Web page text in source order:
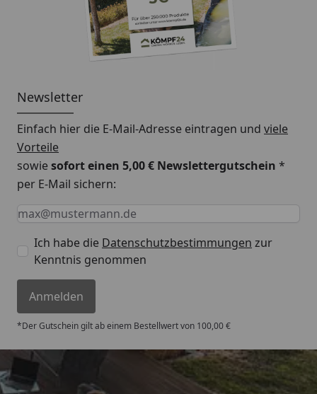
Professioneller Montageservice
zum Festpreis erhältlich
(nur bei gleichzeitiger Montage
eines Gartenhauses möglich)
Montageanleitung EPDM Dachfolie
Newsletter
Einfach hier die E-Mail-Adresse eintragen und viele
Vorteile
sowiesofort einen 5,00 € Newslettergutschein *
per E-Mail sichern:
Keine Eingabe erforderlich
Eingabe erforderlich
E-Mail *
Ich habe die Datenschutzbestimmungen zur
Kenntnis genommen
Anmelden
*Der Gutschein gilt ab einem Bestellwert von 100,00 €